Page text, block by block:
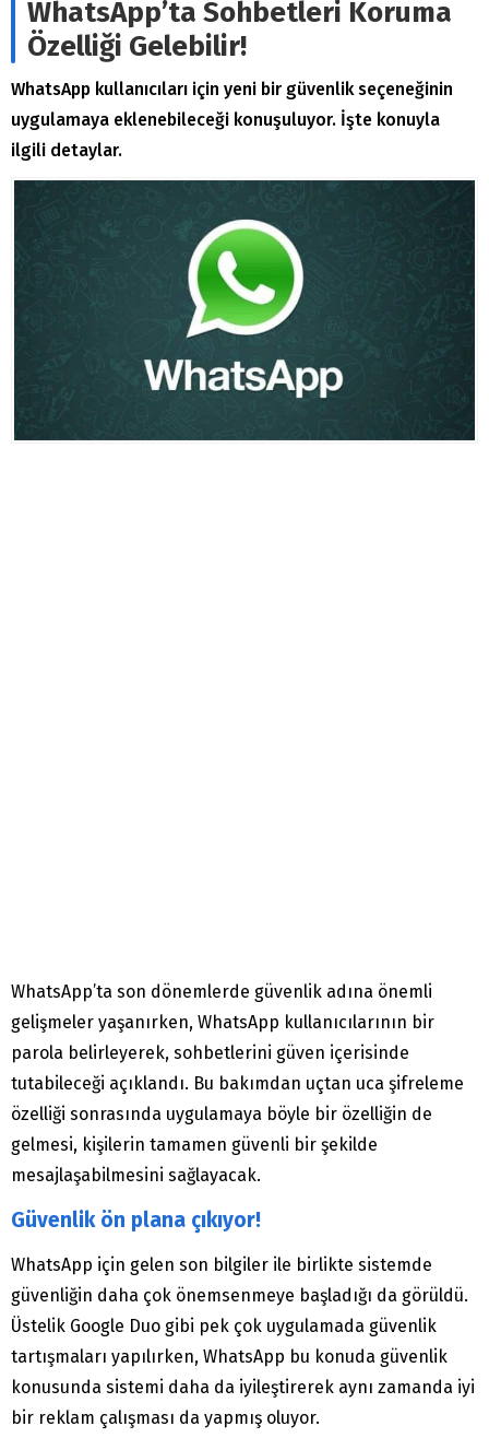
WhatsApp’ta Sohbetleri Koruma
Özelliği Gelebilir!
WhatsApp kullanıcıları için yeni bir güvenlik seçeneğinin
uygulamaya eklenebileceği konuşuluyor. İşte konuyla
ilgili detaylar.
WhatsApp’ta son dönemlerde güvenlik adına önemli
gelişmeler yaşanırken, WhatsApp kullanıcılarının bir
parola belirleyerek, sohbetlerini güven içerisinde
tutabileceği açıklandı. Bu bakımdan uçtan uca şifreleme
özelliği sonrasında uygulamaya böyle bir özelliğin de
gelmesi, kişilerin tamamen güvenli bir şekilde
mesajlaşabilmesini sağlayacak.
Güvenlik ön plana çıkıyor!
WhatsApp için gelen son bilgiler ile birlikte sistemde
güvenliğin daha çok önemsenmeye başladığı da görüldü.
Üstelik Google Duo gibi pek çok uygulamada güvenlik
tartışmaları yapılırken, WhatsApp bu konuda güvenlik
konusunda sistemi daha da iyileştirerek aynı zamanda iyi
bir reklam çalışması da yapmış oluyor.